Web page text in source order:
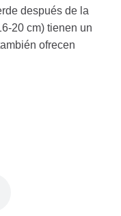
después de la
20 cm) tienen un
ofrecen